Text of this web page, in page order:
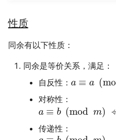
Linux
Manim
MkDocs
Nintendo Switch
性质
同余有以下性质：
同余是等价关系，满足：
自反性： a ≡ a (
对称性：
a ≡ b (mod m)
传递性：